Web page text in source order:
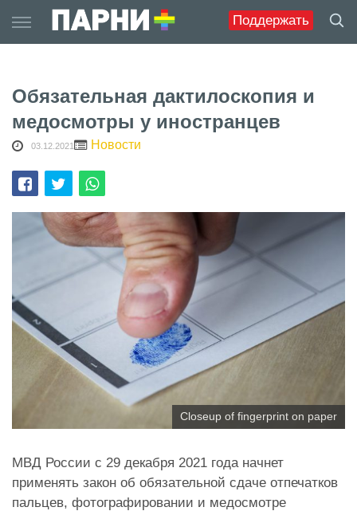
Поддержать
to
content
Обязательная дактилоскопия и
медосмотры у иностранцев
03.12.2021 Новости
Closeup of fingerprint on paper
МВД России с 29 декабря 2021 года начнет
применять закон об обязательной сдаче отпечатков
пальцев, фотографировании и медосмотре